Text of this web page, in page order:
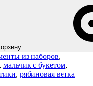
из наборов,
, мальчик с букетом,
, рябиновая ветка